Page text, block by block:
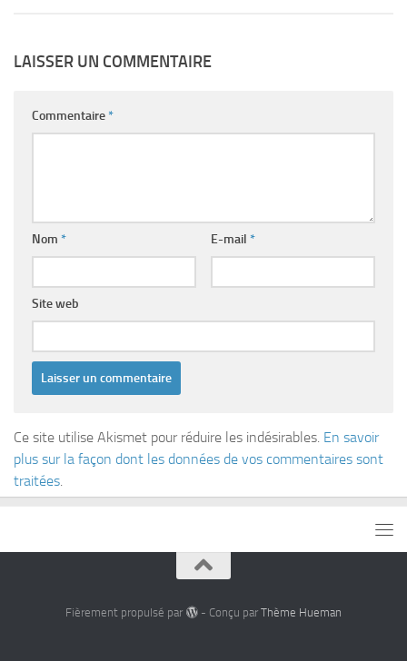
LAISSER UN COMMENTAIRE
Commentaire*
Nom * E-mail *
Site web
Ce site utilise Akismet pour réduire les indésirables. En savoir
plus sur la façon dont les données de vos commentaires sont
traitées.
Fièrement propulsé par - Conçu par Thème Hueman